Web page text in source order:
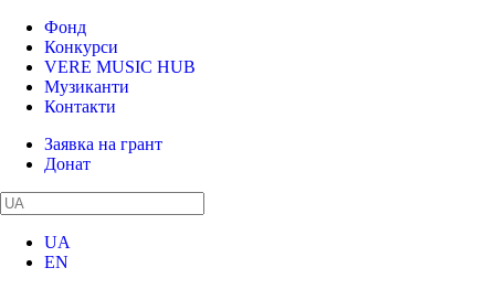
Фонд
Конкурси
VERE MUSIC HUB
Музиканти
Контакти
Заявка на грант
Донат
UA
EN